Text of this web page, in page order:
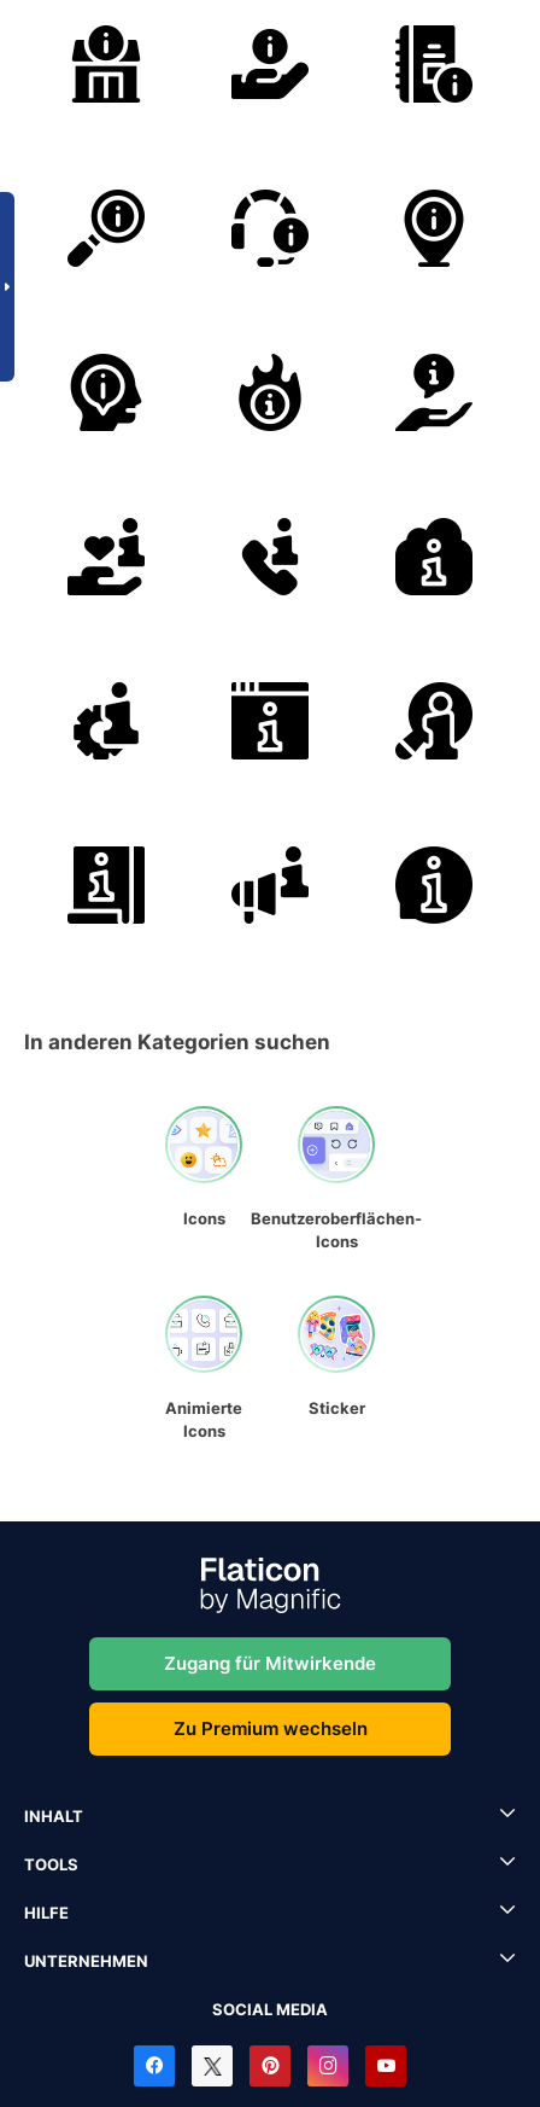
In anderen Kategorien suchen
Icons
Benutzeroberflächen-
Icons
Animierte
Icons
Sticker
Zugang für Mitwirkende
Zu Premium wechseln
INHALT
TOOLS
HILFE
UNTERNEHMEN
SOCIAL MEDIA